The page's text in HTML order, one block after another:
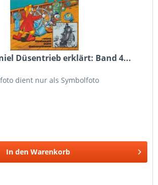
Düsentrieb erklärt: Band 4...
dient nur als Symbolfoto
In den Warenkorb